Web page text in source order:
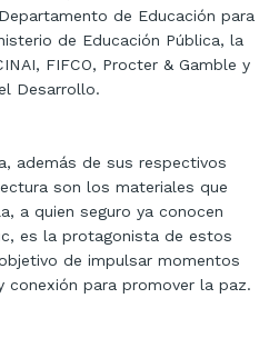
de Educación para
de Educación Pública, la
FIFCO, Procter & Gamble y
Desarrollo.
además de sus respectivos
son los materiales que
a quien seguro ya conocen
es la protagonista de estos
de impulsar momentos
conexión para promover la paz.